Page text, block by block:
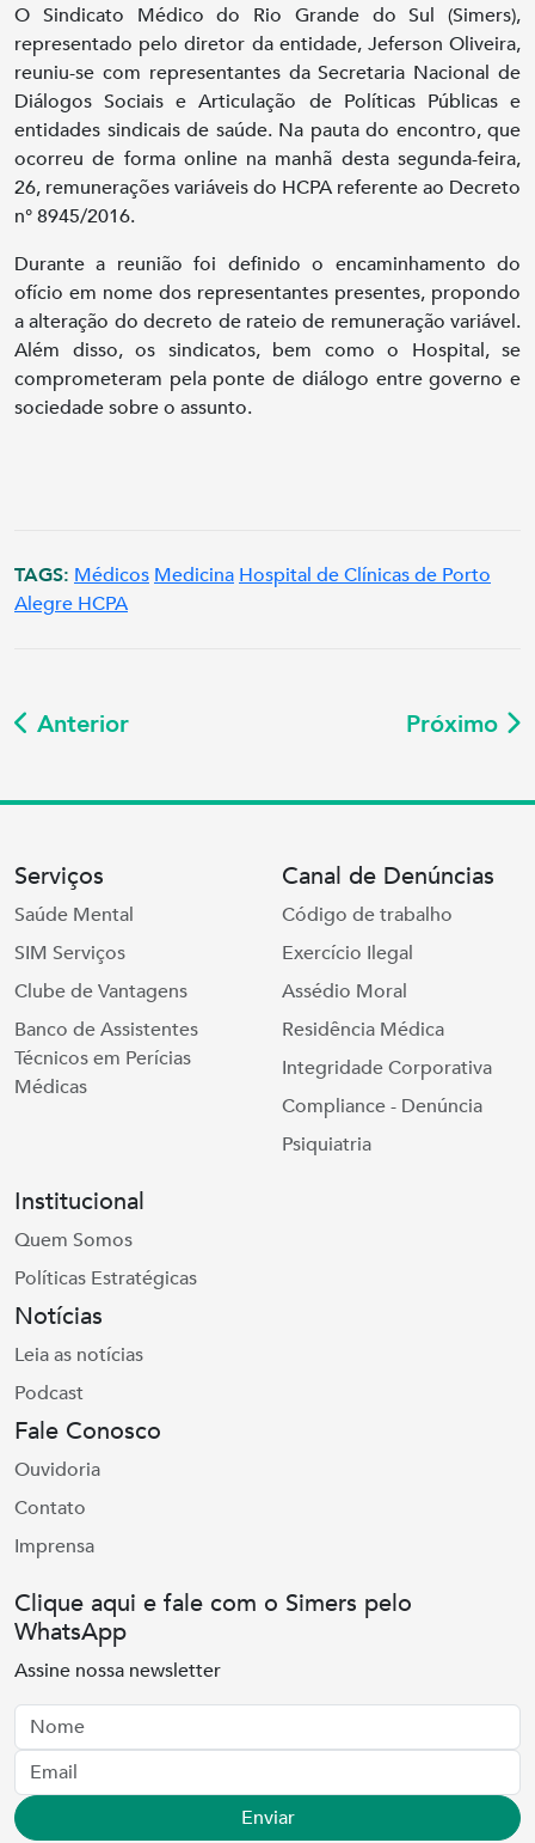
O Sindicato Médico do Rio Grande do Sul (Simers),
representado pelo diretor da entidade, Jeferson Oliveira,
reuniu-se com representantes da Secretaria Nacional de
Diálogos Sociais e Articulação de Políticas Públicas e
entidades sindicais de saúde. Na pauta do encontro, que
ocorreu de forma online na manhã desta segunda-feira,
26, remunerações variáveis do HCPA referente ao Decreto
n° 8945/2016.
Durante a reunião foi definido o encaminhamento do
ofício em nome dos representantes presentes, propondo
a alteração do decreto de rateio de remuneração variável.
Além disso, os sindicatos, bem como o Hospital, se
comprometeram pela ponte de diálogo entre governo e
sociedade sobre o assunto.
TAGS: Médicos Medicina Hospital de Clínicas de Porto
Alegre HCPA
Anterior Próximo
Serviços
Saúde Mental
SIM Serviços
Clube de Vantagens
Banco de Assistentes
Técnicos em Perícias
Médicas
Canal de Denúncias
Código de trabalho
Exercício Ilegal
Assédio Moral
Residência Médica
Integridade Corporativa
Compliance - Denúncia
Psiquiatria
Institucional
Quem Somos
Políticas Estratégicas
Notícias
Leia as notícias
Podcast
Fale Conosco
Ouvidoria
Contato
Imprensa
Clique aqui e fale com o Simers pelo
WhatsApp
Assine nossa newsletter
Nome
Email
Enviar